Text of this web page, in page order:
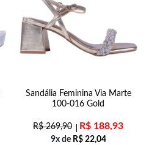
Sandália Feminina Via Marte
100-016 Gold
R$269,90 R$ 188,93
9x de R$22,04